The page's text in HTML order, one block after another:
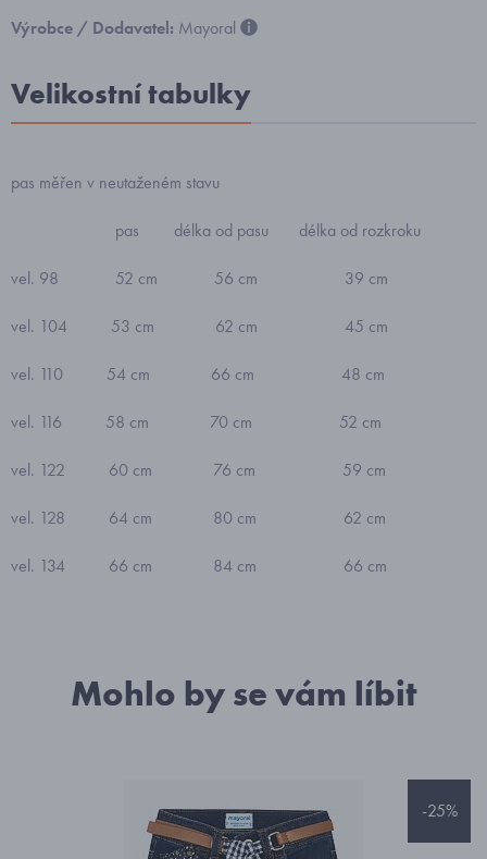
Výrobce / Dodavatel: Mayoral
Velikostní tabulky
pas měřen v neutaženém stavu
pas délka od pasu délka od rozkroku
vel. 98 52 cm 56 cm 39 cm
vel. 104 53 cm 62 cm 45 cm
vel. 110 54 cm 66 cm 48 cm
vel. 116 58 cm 70 cm 52 cm
vel. 122 60 cm 76 cm 59 cm
vel. 128 64 cm 80 cm 62 cm
vel. 134 66 cm 84 cm 66 cm
Mohlo by se vám líbit
-25%